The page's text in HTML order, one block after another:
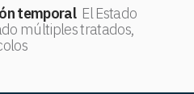
temporal El Estado
múltiples tratados,